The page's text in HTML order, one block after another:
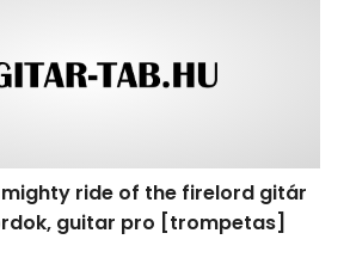
ride of the firelord gitár
guitar pro [trompetas]